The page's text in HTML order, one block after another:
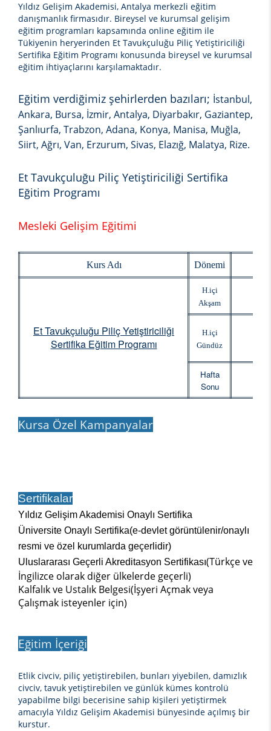
Yıldız Gelişim Akademisi, Antalya merkezli eğitim
danışmanlık firmasıdır. Bireysel ve kurumsal gelişim
eğitim programları kapsamında online eğitim ile
Tükiyenin heryerinden Et Tavukçuluğu Piliç Yetiştiriciliği
Sertifika Eğitim Programı konusunda bireysel ve kurumsal
eğitim ihtiyaçlarını karşılamaktadır.
Eğitim verdiğimiz şehirlerden bazıları; İstanbul,
Ankara, Bursa, İzmir, Antalya, Diyarbakır, Gaziantep,
Şanlıurfa, Trabzon, Adana, Konya, Manisa, Muğla,
Siirt, Ağrı, Van, Erzurum, Sivas, Elazığ, Malatya, Rize.
Et Tavukçuluğu Piliç Yetiştiriciliği Sertifika
Eğitim Programı
Mesleki Gelişim Eğitimi
Kurs Adı Dönemi
Et Tavukçuluğu Piliç Yetiştiriciliği
Sertifika Eğitim Programı
H.içi
Akşam
H.içi
Gündüz
Hafta
Sonu
Kursa Özel Kampanyalar
Sertifikalar
Yıldız Gelişim Akademisi Onaylı Sertifika
Üniversite Onaylı Sertifika(e-devlet görüntülenir/onaylı
resmi ve özel kurumlarda geçerlidir)
Uluslararası Geçerli Akreditasyon Sertifikası(Türkçe ve
İngilizce olarak diğer ülkelerde geçerli)
Kalfalık ve Ustalık Belgesi(İşyeri Açmak veya
Çalışmak isteyenler için)
Eğitim İçeriği
Etlik civciv, piliç yetiştirebilen, bunları yiyebilen, damızlık
civciv, tavuk yetiştirebilen ve günlük kümes kontrolü
yapabilme bilgi becerisine sahip kişileri yetiştirmek
amacıyla Yıldız Gelişim Akademisi bünyesinde açılmış bir
kurstur.